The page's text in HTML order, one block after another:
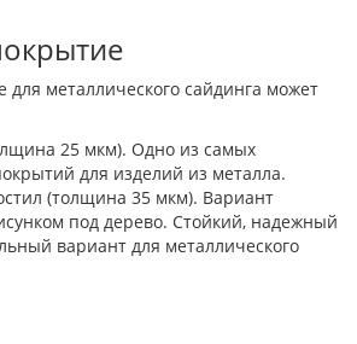
металлического сайдинга может
25 мкм). Одно из самых
для изделий из металла.
(толщина 35 мкм). Вариант
под дерево. Стойкий, надежный
вариант для металлического